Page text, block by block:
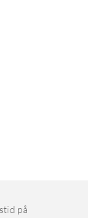
på